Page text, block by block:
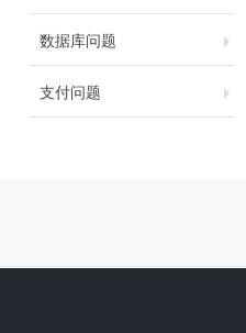
数据库问题
支付问题